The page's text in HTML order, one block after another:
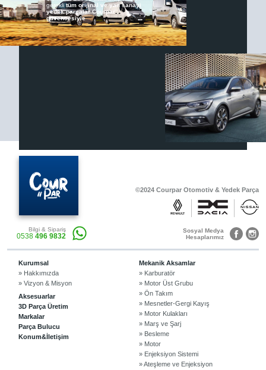
Otomobil, Suv, arazi ve ticari araçlar için
gerekli sarf malzemeler Courpar’da
Araçlarınız için bulunamayan parçaları
müşterilerimize çözüm sunuyoruz.
Renault & Dacia Araçlarınızda
Yedek Parça Çözümleri için
En Güvenilir Destek Noktası
gereklitüm orijinal ve yan sanayi
yedek parçalar Courpar
güvencesiyle
©2024 Courpar Otomotiv & Yedek Parça
Bilgi & Sipariş
0538 496 9832
Sosyal Medya
Hesaplarımız
Kurumsal
» Hakkımızda
» Vizyon & Misyon
Aksesuarlar
3D Parça Üretim
Markalar
Parça Bulucu
Konum&İletişim
Mekanik Aksamlar
» Karburatör
» Motor Üst Grubu
» Ön Takım
» Mesnetler-Gergi Kayış
» Motor Kulakları
» Marş ve Şarj
» Besleme
» Motor
» Enjeksiyon Sistemi
» Ateşleme ve Enjeksiyon